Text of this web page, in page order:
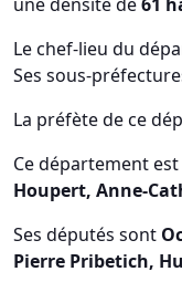
Le chef-lieu du
Ses sous-
La préfète de ce
Ce département
Houpert, Anne-
Ses députés sont
Pierre Pribetich,